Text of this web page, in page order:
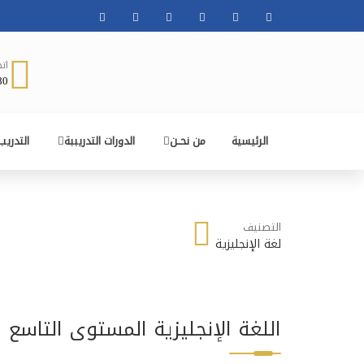
الرئيسية من نحــن الدورات التدريببة
التصنيف
لغة الإنجليزية
اللغة الإنجليزية المستوى التاسع